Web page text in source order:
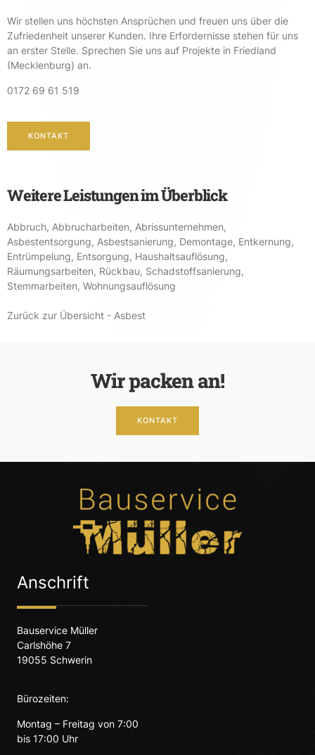
Wir stellen uns höchsten Ansprüchen und freuen uns über die
Zufriedenheit unserer Kunden. Ihre Erfordernisse stehen für uns
an erster Stelle. Sprechen Sie uns auf Projekte in Friedland
(Mecklenburg) an.
0172 69 61 519
KONTAKT
Weitere Leistungen im Überblick
Abbruch, Abbrucharbeiten, Abrissunternehmen,
Asbestentsorgung, Asbestsanierung, Demontage, Entkernung,
Entrümpelung, Entsorgung, Haushaltsauflösung,
Räumungsarbeiten, Rückbau, Schadstoffsanierung,
Stemmarbeiten, Wohnungsauflösung
Zurück zur Übersicht - Asbest
Wir packen an!
KONTAKT
Anschrift
Bauservice Müller
Carlshöhe 7
19055 Schwerin
Bürozeiten:
Montag – Freitag von 7:00
bis 17:00 Uhr